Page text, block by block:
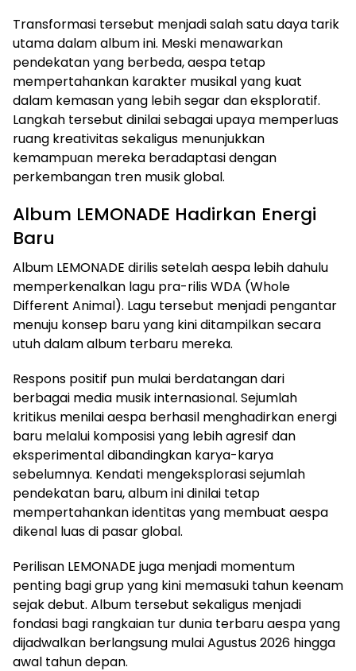
Transformasi tersebut menjadi salah satu daya tarik
utama dalam album ini. Meski menawarkan
pendekatan yang berbeda, aespa tetap
mempertahankan karakter musikal yang kuat
dalam kemasan yang lebih segar dan eksploratif.
Langkah tersebut dinilai sebagai upaya memperluas
ruang kreativitas sekaligus menunjukkan
kemampuan mereka beradaptasi dengan
perkembangan tren musik global.
Album LEMONADE Hadirkan Energi
Baru
Album LEMONADE dirilis setelah aespa lebih dahulu
memperkenalkan lagu pra-rilis WDA (Whole
Different Animal). Lagu tersebut menjadi pengantar
menuju konsep baru yang kini ditampilkan secara
utuh dalam album terbaru mereka.
Respons positif pun mulai berdatangan dari
berbagai media musik internasional. Sejumlah
kritikus menilai aespa berhasil menghadirkan energi
baru melalui komposisi yang lebih agresif dan
eksperimental dibandingkan karya-karya
sebelumnya. Kendati mengeksplorasi sejumlah
pendekatan baru, album ini dinilai tetap
mempertahankan identitas yang membuat aespa
dikenal luas di pasar global.
Perilisan LEMONADE juga menjadi momentum
penting bagi grup yang kini memasuki tahun keenam
sejak debut. Album tersebut sekaligus menjadi
fondasi bagi rangkaian tur dunia terbaru aespa yang
dijadwalkan berlangsung mulai Agustus 2026 hingga
awal tahun depan.